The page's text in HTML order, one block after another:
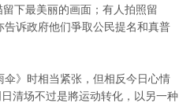
下最美丽的画面；有人拍照留
诉政府他们爭取公民提名和真普
》时相当紧张，但相反今日心情
清场不过是將运动转化，以另一种